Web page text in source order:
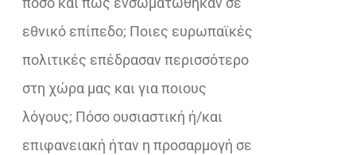
εθνικό επίπεδο; Ποιες ευρωπαϊκές
πολιτικές επέδρασαν περισσότερο
στη χώρα μας και για ποιους
λόγους; Πόσο ουσιαστική ή/και
επιφανειακή ήταν η προσαρμογή σε